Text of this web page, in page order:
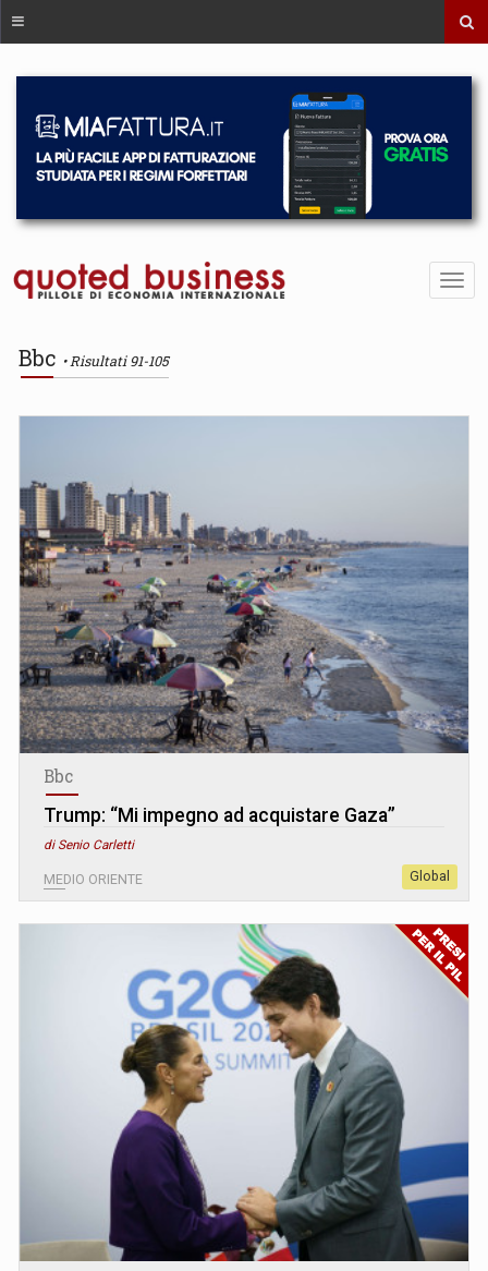
Bbc Risultati 91-105
Bbc
Trump: “Mi impegno ad acquistare Gaza”
di Senio Carletti
MEDIO ORIENTE Global